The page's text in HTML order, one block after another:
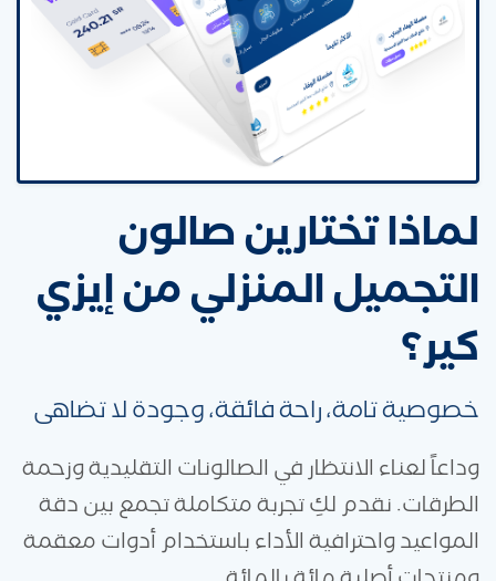
لماذا تختارين صالون
التجميل المنزلي من إيزي
كير؟
خصوصية تامة، راحة فائقة، وجودة لا تضاهى
وداعاً لعناء الانتظار في الصالونات التقليدية وزحمة
الطرقات. نقدم لكِ تجربة متكاملة تجمع بين دقة
المواعيد واحترافية الأداء باستخدام أدوات معقمة